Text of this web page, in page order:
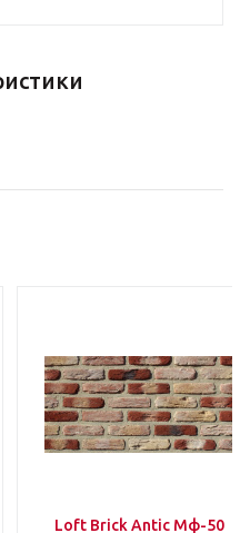
Loft Brick Antic Мф-50